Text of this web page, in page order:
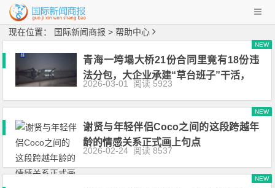
现在位置： 国际新闻商报 > 帮助中心
青海一垮塌大桥21份合同里竟有18份违
法分包，大企业承建“草台班子”干活，
NEW
2026-03-01 阅读 5923
谢贤与年轻伴侣Coco之间的这段跨越年
龄的情感关系正式画上句点
NEW
2026-02-24 阅读 8537
NEW